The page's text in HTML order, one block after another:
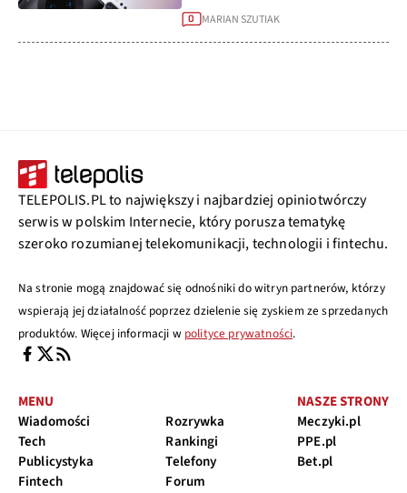
0 MARIAN SZUTIAK
TELEPOLIS.PL to największy i najbardziej opiniotwórczy
serwis w polskim Internecie, który porusza tematykę
szeroko rozumianej telekomunikacji, technologii i fintechu.
Na stronie mogą znajdować się odnośniki do witryn partnerów, którzy
wspierają jej działalność poprzez dzielenie się zyskiem ze sprzedanych
produktów. Więcej informacji w polityce prywatności.
MENU
Wiadomości
Tech
Publicystyka
Fintech
Rozrywka
Rankingi
Telefony
Forum
NASZE STRONY
Meczyki.pl
PPE.pl
Bet.pl